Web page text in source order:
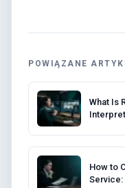
POWIĄZANE
What Is
How to
Service: